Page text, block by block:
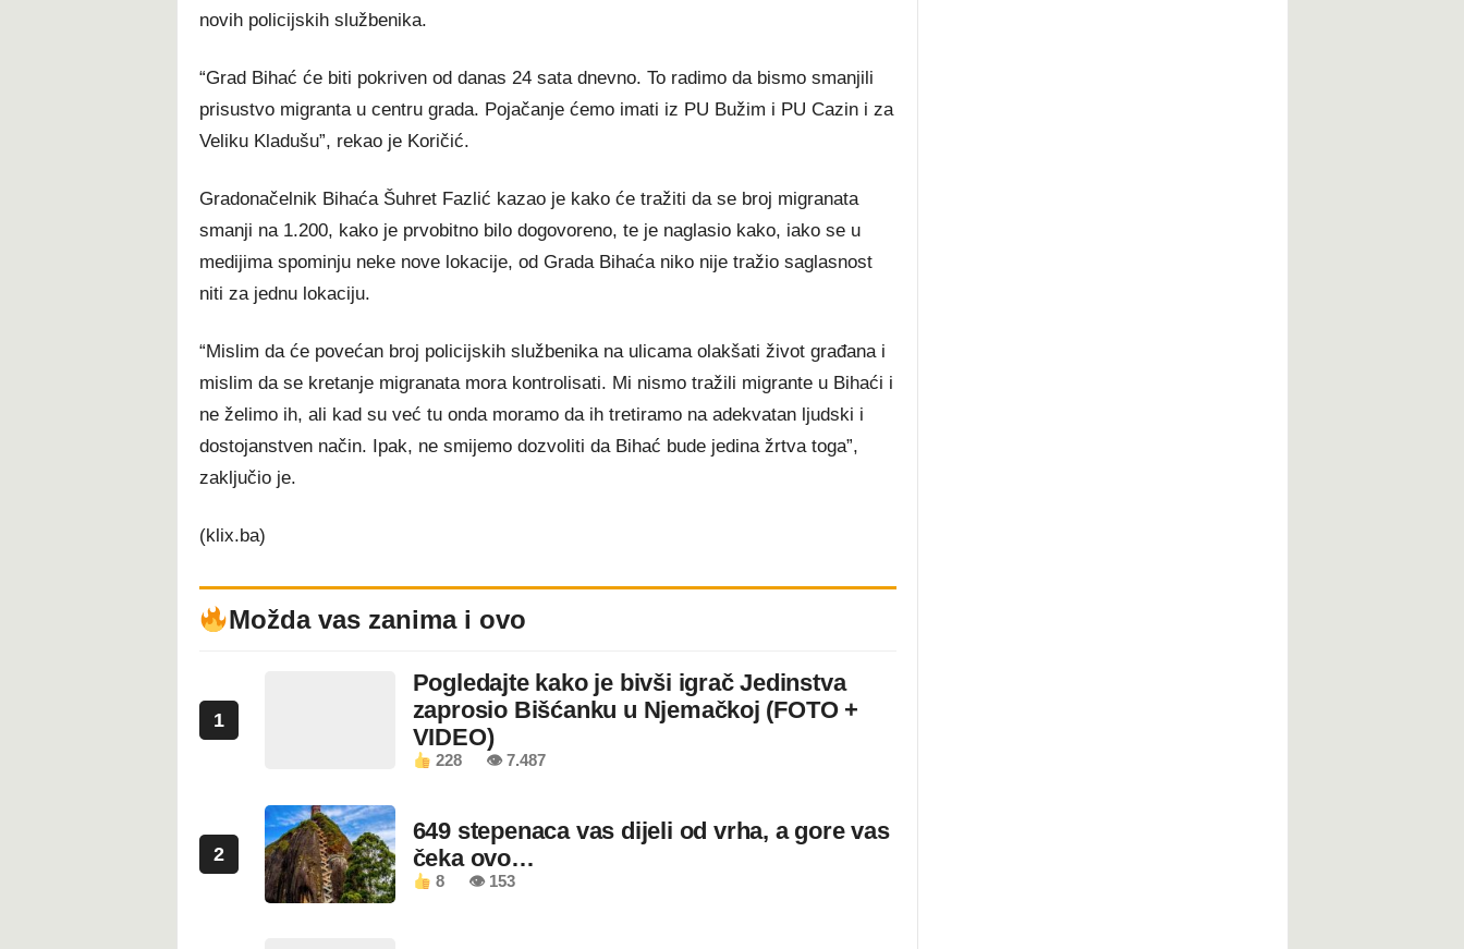
novih policijskih službenika.
“Grad Bihać će biti pokriven od danas 24 sata dnevno. To radimo da bismo smanjili
prisustvo migranta u centru grada. Pojačanje ćemo imati iz PU Bužim i PU Cazin i za
Veliku Kladušu”, rekao je Koričić.
Gradonačelnik Bihaća Šuhret Fazlić kazao je kako će tražiti da se broj migranata
smanji na 1.200, kako je prvobitno bilo dogovoreno, te je naglasio kako, iako se u
medijima spominju neke nove lokacije, od Grada Bihaća niko nije tražio saglasnost
niti za jednu lokaciju.
“Mislim da će povećan broj policijskih službenika na ulicama olakšati život građana i
mislim da se kretanje migranata mora kontrolisati. Mi nismo tražili migrante u Bihaći i
ne želimo ih, ali kad su već tu onda moramo da ih tretiramo na adekvatan ljudski i
dostojanstven način. Ipak, ne smijemo dozvoliti da Bihać bude jedina žrtva toga”,
zaključio je.
(klix.ba)
Možda vas zanima i ovo
1
Pogledajte kako je bivši igrač Jedinstva
zaprosio Bišćanku u Njemačkoj (FOTO +
VIDEO)
228 👁 7.487
2
649 stepenaca vas dijeli od vrha, a gore vas
čeka ovo…
8 👁 153